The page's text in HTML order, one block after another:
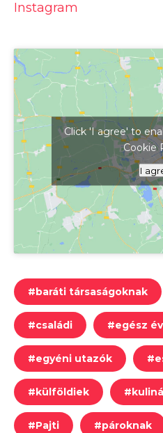
Instagram
Kattints ide a
Click 'I agree' to
Cookie
I
#baráti társaságoknak
#családi #egész
#egyéni utazók #
#külföldiek #
#Pajti #pároknak